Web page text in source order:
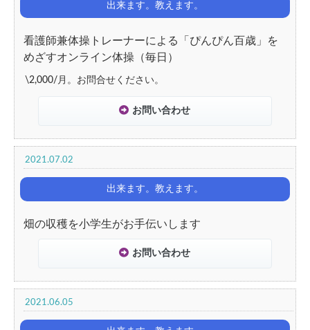
出来ます。教えます。
看護師兼体操トレーナーによる「ぴんぴん百歳」を
めざすオンライン体操（毎日）
\2,000/月。お問合せください。
お問い合わせ
2021.07.02
出来ます。教えます。
畑の収穫を小学生がお手伝いします
お問い合わせ
2021.06.05